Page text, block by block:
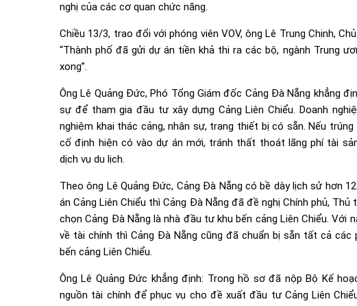
nghị của các cơ quan chức năng.
Chiều 13/3, trao đổi với phóng viên VOV, ông Lê Trung Chinh,
“Thành phố đã gửi dự án tiền khả thi ra các bộ, ngành Trung
xong”.
Ông Lê Quảng Đức, Phó Tổng Giám đốc Cảng Đà Nẵng khẳng
sự để tham gia đầu tư xây dựng Cảng Liên Chiểu. Doanh
nghiệm khai thác cảng, nhân sự, trang thiết bị có sẵn. Nếu
cố định hiện có vào dự án mới, tránh thất thoát lãng phí tài
dịch vụ du lịch.
Theo ông Lê Quảng Đức, Cảng Đà Nẵng có bề dày lịch sử hơn
án Cảng Liên Chiểu thì Cảng Đà Nẵng đã đề nghị Chính phủ,
chọn Cảng Đà Nẵng là nhà đầu tư khu bến cảng Liên Chiểu. Với
về tài chính thì Cảng Đà Nẵng cũng đã chuẩn bị sẵn tất cả
bến cảng Liên Chiểu.
Ông Lê Quảng Đức khẳng định: Trong hồ sơ đã nộp Bộ Kế
nguồn tài chính để phục vụ cho đề xuất đầu tư Cảng Liên